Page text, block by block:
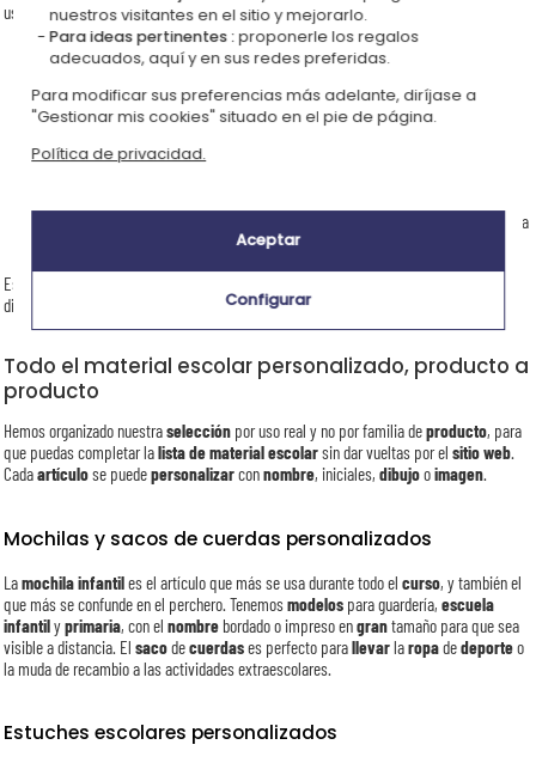
usan a diario.
🎒Mochila infantil personalizada- el artículo estrella del
bordado bien visible.
✏️Estuche escolar-disponible en 2 modelosde tela y encolores en
stockpara elegir.
💧Botella de aguareutilizable -
diferente para cada
Estos
diario y un toque personal que ningún artículo de gran superficie ofrece.
Todo el material escolar personalizado, producto a
producto
Hemos organizado nuestraselección por uso real y no por familia deproducto, para
que puedas completar lalista de material escolarsin dar vueltas por elsitio web.
Cadaartículose puedepersonalizarconnombre, iniciales,dibujooimagen.
Mochilas y sacos de cuerdas personalizados
Lamochila infantiles el artículo que más se usa durante todo elcurso, y también el
que más se confunde en el perchero. Tenemosmodelos para guardería,escuela
infantilyprimaria, con elnombre bordado o impreso engrantamaño para que sea
visible a distancia. Elsacodecuerdases perfecto parallevarlaropadedeporteo
la muda de recambio a las actividades extraescolares.
Estuches escolares personalizados
nuestros visitantes en el sitio y mejorarlo.
Para ideas pertinentes :proponerle los regalos
adecuados, aquí y en sus redes preferidas.
Para modificar sus preferencias más adelante, diríjase a
"Gestionar mis cookies" situado en el pie de página.
Política de privacidad.
Aceptar
Configurar